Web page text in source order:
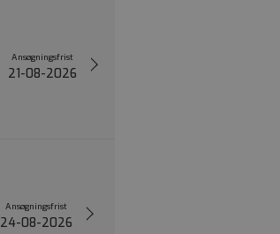
Ansøgningsfrist
21-08-2026
Ansøgningsfrist
24-08-2026